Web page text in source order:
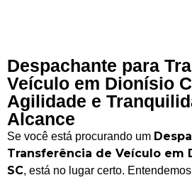
Despachante para
Veículo em Dionísio
Agilidade e
Alcance
Se você está procurando um
Transferência de Veículo em
SC, está no lugar certo.